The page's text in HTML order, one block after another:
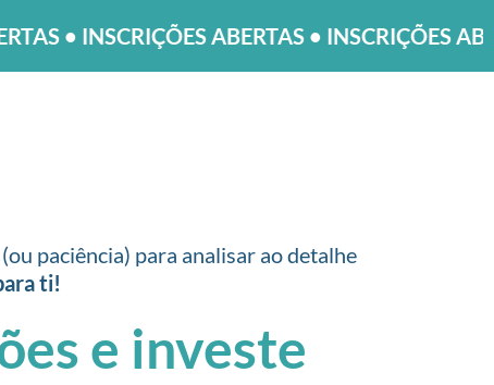
ABERTAS • INSCRIÇÕES ABERTAS •
paciência) para analisar ao detalhe
ti!
e investe